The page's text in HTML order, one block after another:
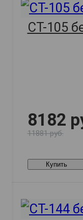
СТ-105
8182
11881 руб.
Купить